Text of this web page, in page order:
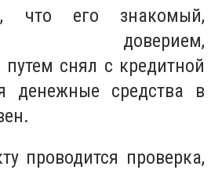
его знакомый,
доверием,
снял с кредитной
денежные средства в
проводится проверка,